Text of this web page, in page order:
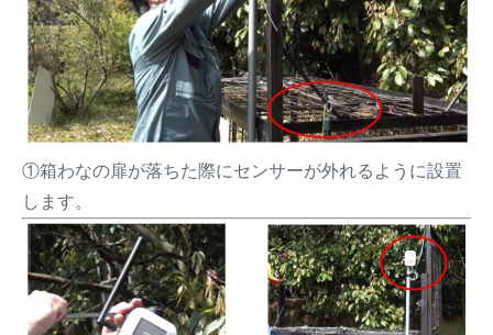
①箱わなの扉が落ちた際にセンサーが外れるように設置
します。